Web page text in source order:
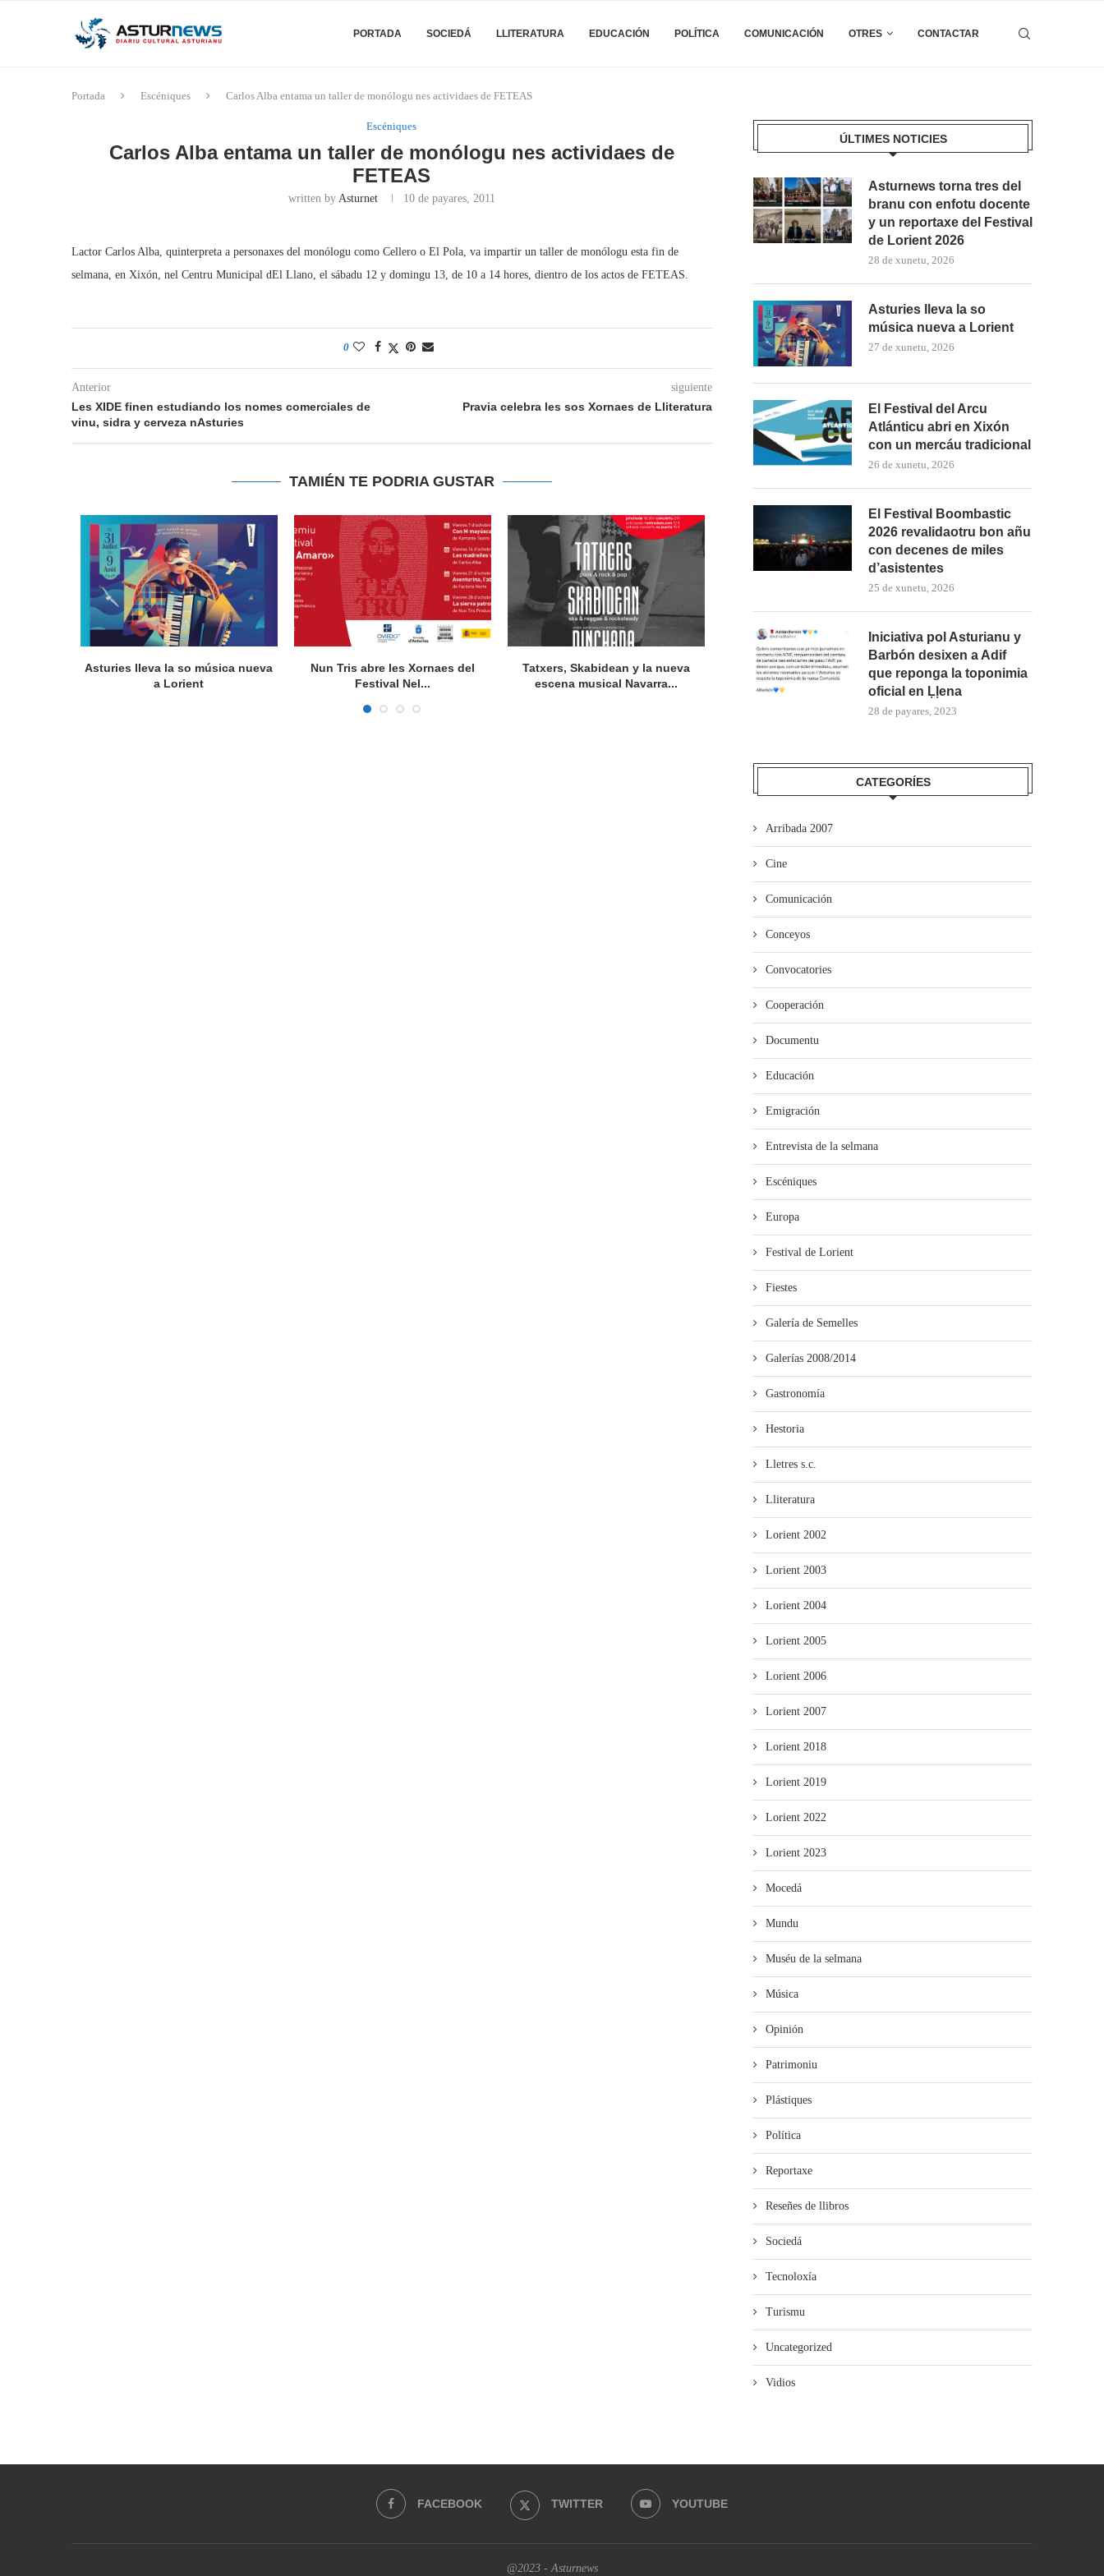
PORTADA SOCIEDÁ LLITERATURA EDUCACIÓN POLÍTICA COMUNICACIÓN OTRES CONTACTAR
Portada Escéniques Carlos Alba entama un taller de monólogu nes actividaes de FETEAS
Escéniques
Carlos Alba entama un taller de monólogu nes actividaes de
FETEAS
written by Asturnet 10 de payares, 2011
Lactor Carlos Alba, quinterpreta a personaxes del monólogu como Cellero o El Pola, va impartir un taller de monólogu esta fin de
selmana, en Xixón, nel Centru Municipal dEl Llano, el sábadu 12 y domingu 13, de 10 a 14 hores, dientro de los actos de FETEAS.
0
Anterior
Les XIDE finen estudiando los nomes comerciales de
vinu, sidra y cerveza nAsturies
siguiente
Pravia celebra les sos Xornaes de Lliteratura
TAMIÉN TE PODRIA GUSTAR
Asturies lleva la so música nueva
a Lorient
Nun Tris abre les Xornaes del
Festival Nel...
Tatxers, Skabidean y la nueva
escena musical Navarra...
El Grupu de Teatro San Félix de
Valdesoto...
Los estudiantes de Primaria
averase al Teatru...
ÚLTIMES NOTICIES
Asturnews torna tres del
branu con enfotu docente
y un reportaxe del Festival
de Lorient 2026
28 de xunetu, 2026
Asturies lleva la so
música nueva a Lorient
27 de xunetu, 2026
El Festival del Arcu
Atlánticu abri en Xixón
con un mercáu tradicional
26 de xunetu, 2026
El Festival Boombastic
2026 revalidaotru bon añu
con decenes de miles
d’asistentes
25 de xunetu, 2026
Iniciativa pol Asturianu y
Barbón desixen a Adif
que reponga la toponimia
oficial en Ḷḷena
28 de payares, 2023
CATEGORÍES
Arribada 2007
Cine
Comunicación
Conceyos
Convocatories
Cooperación
Documentu
Educación
Emigración
Entrevista de la selmana
Escéniques
Europa
Festival de Lorient
Fiestes
Galería de Semelles
Galerías 2008/2014
Gastronomía
Hestoria
Lletres s.c.
Lliteratura
Lorient 2002
Lorient 2003
Lorient 2004
Lorient 2005
Lorient 2006
Lorient 2007
Lorient 2018
Lorient 2019
Lorient 2022
Lorient 2023
Mocedá
Mundu
Muséu de la selmana
Música
Opinión
Patrimoniu
Plástiques
Política
Reportaxe
Reseñes de llibros
Sociedá
Tecnoloxía
Turismu
Uncategorized
Vidios
FACEBOOK TWITTER YOUTUBE
@2023 - Asturnews